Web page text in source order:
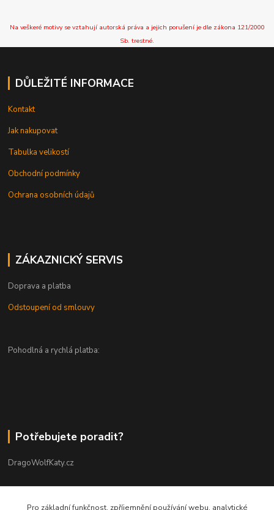
Na veškeré motivy se vztahují autorská práva a jejich porušení je dle zákona 121/2000
Sb. trestné.
DŮLEŽITÉ INFORMACE
Kontakt
Jak nakupovat
Tabulka velikostí
Obchodní podmínky
Ochrana osobních údajů
ZÁKAZNICKÝ SERVIS
Doprava a platba
Odstoupení od smlouvy
Pohodlná a rychlá platba:
Potřebujete poradit?
DragoWolfKaty.cz
Pro základní funkčnost, zpříjemnění používání webu, analytické